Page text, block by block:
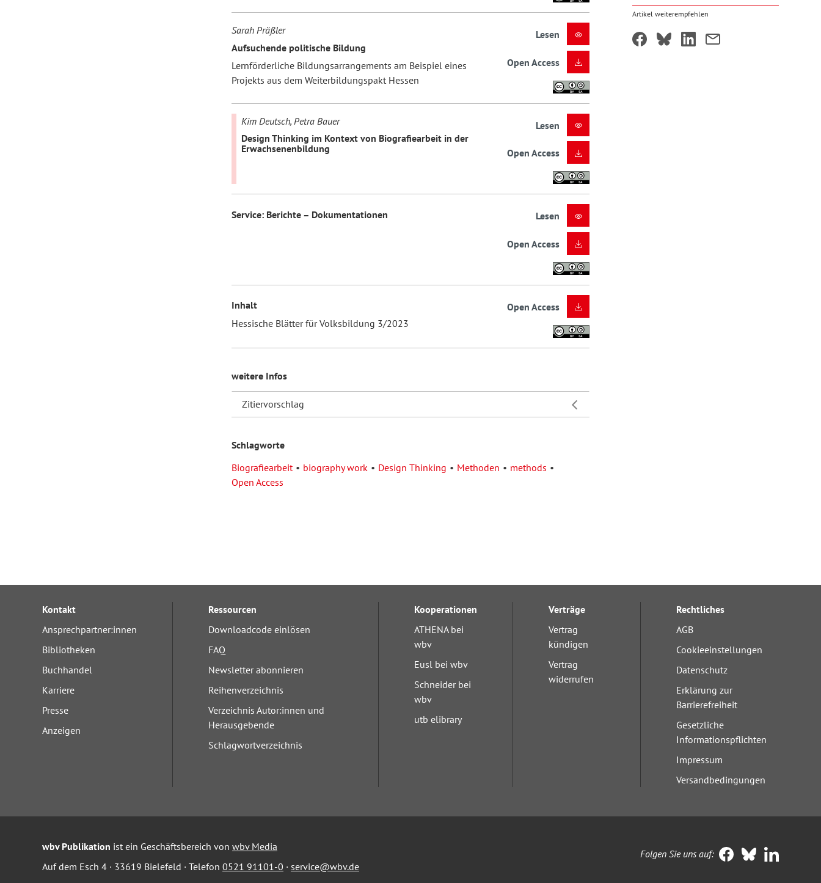
Sarah Präßler
Aufsuchende politische Bildung
Lernförderliche Bildungsarrangements am Beispiel eines
Projekts aus dem Weiterbildungspakt Hessen
Lesen
Open Access
Kim Deutsch, Petra Bauer
Design Thinking im Kontext von Biografiearbeit in der
Erwachsenenbildung
Lesen
Open Access
Service: Berichte – Dokumentationen Lesen
Open Access
Inhalt
Hessische Blätter für Volksbildung 3/2023
Open Access
weitere Infos
Zitiervorschlag
Schlagworte
Biografiearbeit
biography work Design Thinking Methoden
methods
Open Access
Artikel weiterempfehlen
Kontakt
Ansprechpartner:innen
Bibliotheken
Buchhandel
Karriere
Presse
Anzeigen
Ressourcen
Downloadcode einlösen
FAQ
Newsletter abonnieren
Reihenverzeichnis
Verzeichnis Autor:innen und
Herausgebende
Schlagwortverzeichnis
Kooperationen
ATHENA bei
wbv
Eusl bei wbv
Schneider bei
wbv
utb elibrary
Verträge
Vertrag
kündigen
Vertrag
widerrufen
Rechtliches
AGB
Cookieeinstellungen
Datenschutz
Erklärung zur
Barrierefreiheit
Gesetzliche
Informationspflichten
Impressum
Versandbedingungen
wbv Publikation ist ein Geschäftsbereich von wbv Media
Auf dem Esch 4 · 33619 Bielefeld · Telefon 0521 91101-0 · service@wbv.de
Folgen Sie uns auf: